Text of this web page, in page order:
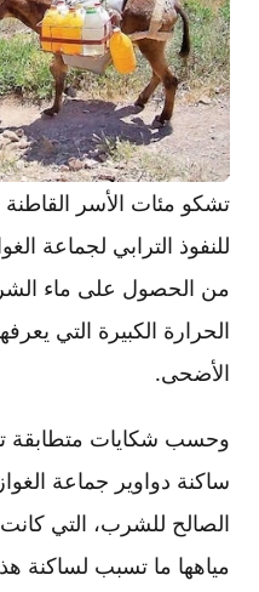
تشكو مئات الأسر القاطنة
للنفوذ الترابي لجماعة
من الحصول على ماء
الحرارة الكبيرة التي
الأضحى.
وحسب شكايات متطابقة
ساكنة دواوير جماعة
الصالح للشرب، التي
مياهها ما تسبب لساكنة